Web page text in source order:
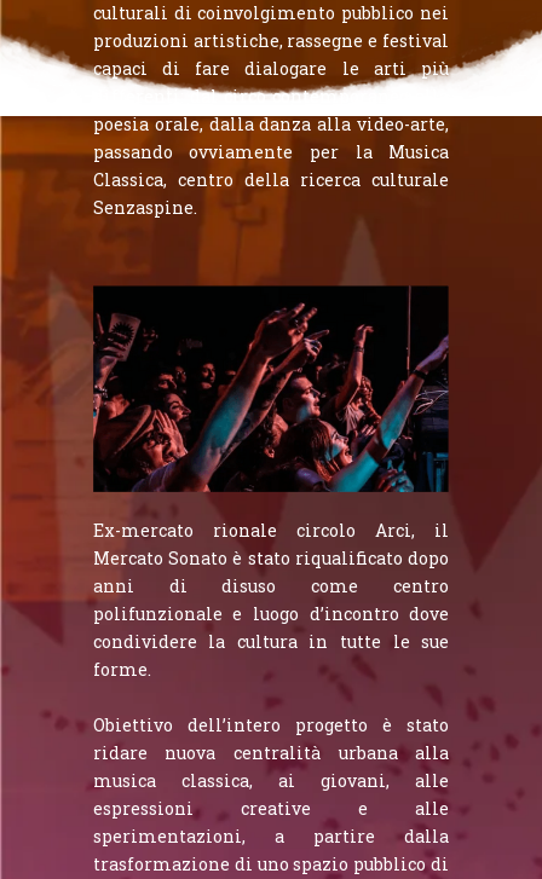
culturali di coinvolgimento pubblico nei
produzioni artistiche, rassegne e festival
capaci di fare dialogare le arti più
differenti: dal circo contemporaneo alla
poesia orale, dalla danza alla video-arte,
passando ovviamente per la Musica
Classica, centro della ricerca culturale
Senzaspine.
Ex-mercato rionale circolo Arci, il
Mercato Sonato è stato riqualificato dopo
anni di disuso come centro
polifunzionale e luogo d’incontro dove
condividere la cultura in tutte le sue
forme.
Obiettivo dell’intero progetto è stato
ridare nuova centralità urbana alla
musica classica, ai giovani, alle
espressioni creative e alle
sperimentazioni, a partire dalla
trasformazione di uno spazio pubblico di